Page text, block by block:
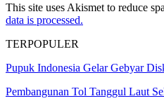
This site uses Akismet to reduce
data is processed.
TERPOPULER
Pupuk Indonesia Gelar Gebyar
Pembangunan Tol Tanggul Laut